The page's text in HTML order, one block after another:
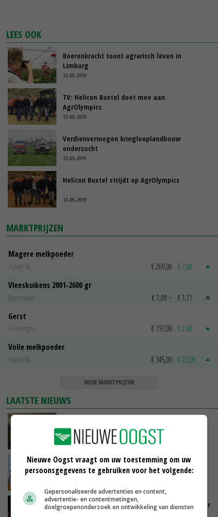
LEES OOK
Boerenkracht toont agrarisch leven in
Limburg
13-05-2019
TV: Helicon Boxtel doet mee aan
AgrOlympics
13-05-2019
Verdienvermogen kringlooplandbouw
onderzocht
13-05-2019
Helicon Boxtel strijdt op AgrOlympics
13-05-2019
MARKTPRIJZEN
Magere melkpoeder
Zuivel NL
€ 269,00 € 7,00
Vleeskuikens 2001-2600 gr
Barneveld
€ 1,09 ~ € 1,11
Gerst
Groningen
€ 197,00 € 2,00
Volle melkpoeder
Zuivel NL
€ 345,00 € 20,00
MEER MARKTPRIJZEN
LAATSTE NIEUWS
zorgen voor meer balans’
VANDAAG, 16:01
Internationale vraag naar geitenzuivel blijft
groot: Nederland in Europese top
Vlaamse varkensstapel krimpt, pluimveesector
groeit door schaalvergroting
Nieuwe Oogst vraagt om uw toestemming om uw
persoonsgegevens te gebruiken voor het volgende:
Gepersonaliseerde advertenties en content,
advertentie- en contentmetingen,
doelgroepenonderzoek en ontwikkeling van diensten